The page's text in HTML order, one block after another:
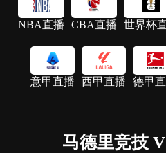
NBA直播 CBA直播 世界杯
意甲直播 西甲直播 德甲
马德里竞技